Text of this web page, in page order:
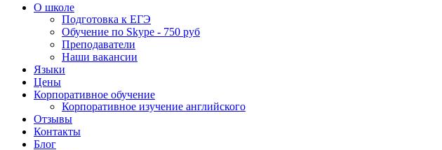
О школе
Подготовка к ЕГЭ
Обучение по Skype - 750 руб
Преподаватели
Наши вакансии
Языки
Цены
Корпоративное обучение
Корпоративное изучение английского
Отзывы
Контакты
Блог